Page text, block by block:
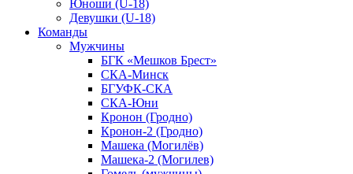
Юноши (U-18)
Девушки (U-18)
Команды
Мужчины
БГК «Мешков Брест»
СКА-Минск
БГУФК-СКА
СКА-Юни
Кронон (Гродно)
Кронон-2 (Гродно)
Машека (Могилёв)
Машека-2 (Могилев)